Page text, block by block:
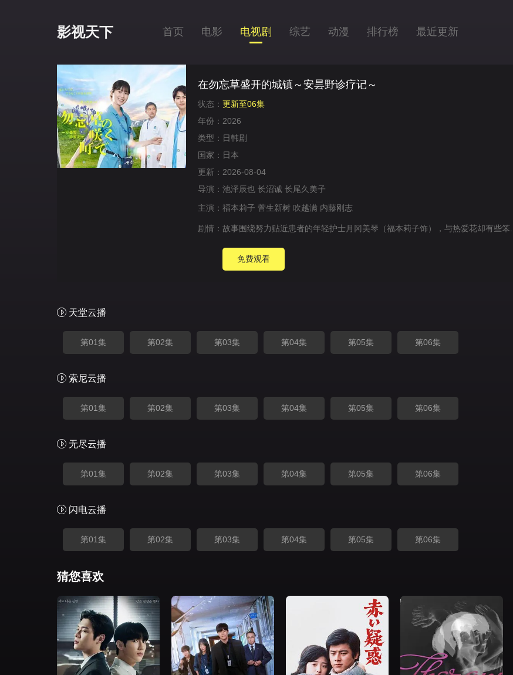
影视天下 首页 电影 电视剧 综艺 动漫 排行榜 最近更新
在勿忘草盛开的城镇～安昙野诊疗记～
状态： 更新至06集
年份： 2026
类型： 日韩剧
国家： 日本
更新： 2026-08-04
导演： 池泽辰也 长沼诚 长尾久美子
主演： 福本莉子 菅生新树 吹越满 内藤刚志
剧情： 故事围绕努力贴近患者的年轻护士月冈美琴（福本莉子饰），与热爱花却有些笨...
免费观看
天堂云播
第01集 第02集 第03集 第04集 第05集 第06集
索尼云播
第01集 第02集 第03集 第04集 第05集 第06集
无尽云播
第01集 第02集 第03集 第04集 第05集 第06集
闪电云播
第01集 第02集 第03集 第04集 第05集 第06集
猜您喜欢